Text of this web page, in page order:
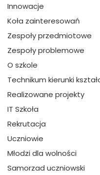
Innowacje
Koła zainteresowań
Zespoły przedmiotowe
Zespoły problemowe
O szkole
Technikum kierunki
Realizowane projekty
IT Szkoła
Rekrutacja
Uczniowie
Młodzi dla wolności
Samorzad uczniowski